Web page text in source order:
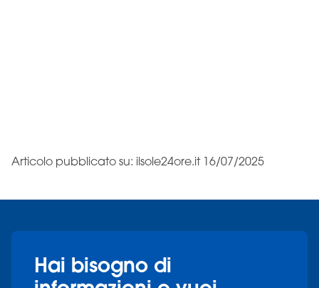
Articolo pubblicato su: ilsole24ore.it 16/07/2025
Hai bisogno di